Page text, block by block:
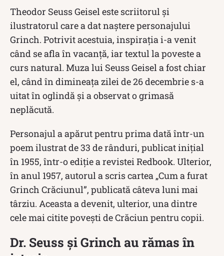
Theodor Seuss Geisel este scriitorul și
ilustratorul care a dat naștere personajului
Grinch. Potrivit acestuia, inspirația i-a venit
când se afla în vacanță, iar textul la poveste a
curs natural. Muza lui Seuss Geisel a fost chiar
el, când în dimineaţa zilei de 26 decembrie s-a
uitat în oglindă și a observat o grimasă
neplăcută.
Personajul a apărut pentru prima dată într-un
poem ilustrat de 33 de rânduri, publicat iniţial
în 1955, într-o ediţie a revistei Redbook. Ulterior,
în anul 1957, autorul a scris cartea „Cum a furat
Grinch Crăciunul”, publicată câteva luni mai
târziu. Aceasta a devenit, ulterior, una dintre
cele mai citite povești de Crăciun pentru copii.
Dr. Seuss și Grinch au rămas în